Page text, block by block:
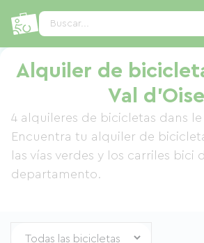
Buscar...
Alquiler de
Val d'Oise
4 alquileres de bicicletas dans le
Encuentra tu alquiler de
las vías verdes y los carriles bici
departamento.
Panel de gestión de cookies